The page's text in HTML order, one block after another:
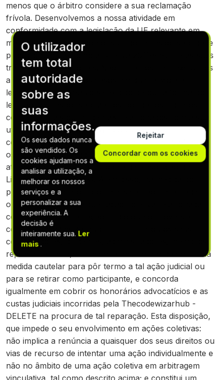
menos que o árbitro considere a sua reclamação
frívola. Desenvolvemos a nossa atividade em
conformidade com a legislação da UE relevante em
matéria de proteção do consumidor e responsabilidade
pelo produto, tal como a Diretiva 2011/83/UE e as suas
transposições nacionais. Não limitamos nem excluímos
a responsabilidade nos casos em que tal viola a
legislação da UE. Salvo se exigido de outra forma por
lei, não nos responsabilizamos por danos indiretos,
consequenciais ou incidentais relacionados com a sua
utilização do nosso sítio Web ou serviços. Em
conformidade com o Regulamento (UE) n.º 524/2013,
os consumidores podem apresentar reclamações
através da Plataforma Europeia de Resolução de
Litígios em Linha (ODR). Além disso, na medida do
permitido por lei, compromete-se a não iniciar, aderir
ou participar em qualquer ação coletiva relacionada
com qualquer reclamação, litígio ou controvérsia
contra Thecodewizarhub - DELETE e/ou os seus
colaboradores, dirigentes, administradores, membros,
representantes e/ou cessionários. Concorda com uma
medida cautelar para pôr termo a tal ação judicial ou
para se retirar como participante, e concorda
igualmente em cobrir os honorários advocatícios e as
custas judiciais incorridas pela Thecodewizarhub -
DELETE na procura de tal reparação. Esta disposição,
que impede o seu envolvimento em ações coletivas:
não implica a renúncia a quaisquer dos seus direitos ou
vias de recurso de intentar uma ação individualmente e
não no âmbito de uma ação coletiva em arbitragem
vinculativa, tal como descrito acima; e constitui um
O utilizador
tem total
autoridade
sobre as
suas
informações.
Os seus dados nunca
são vendidos. Os
cookies ajudam-nos a
analisar a utilização, a
melhorar os nossos
serviços e a
personalizar a sua
experiência. A
decisão é
inteiramente sua. Ler
mais .
Rejeitar
Concordar com os cookies